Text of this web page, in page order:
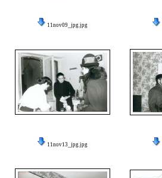
11nov09_jpg.jpg
11nov13_jpg.jpg